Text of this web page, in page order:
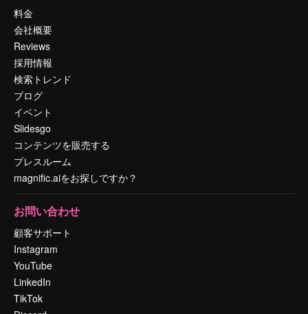
料金
会社概要
Reviews
採用情報
検索トレンド
ブログ
イベント
Slidesgo
コンテンツを販売する
プレスルーム
magnific.aiをお探しですか？
お問い合わせ
顧客サポート
Instagram
YouTube
LinkedIn
TikTok